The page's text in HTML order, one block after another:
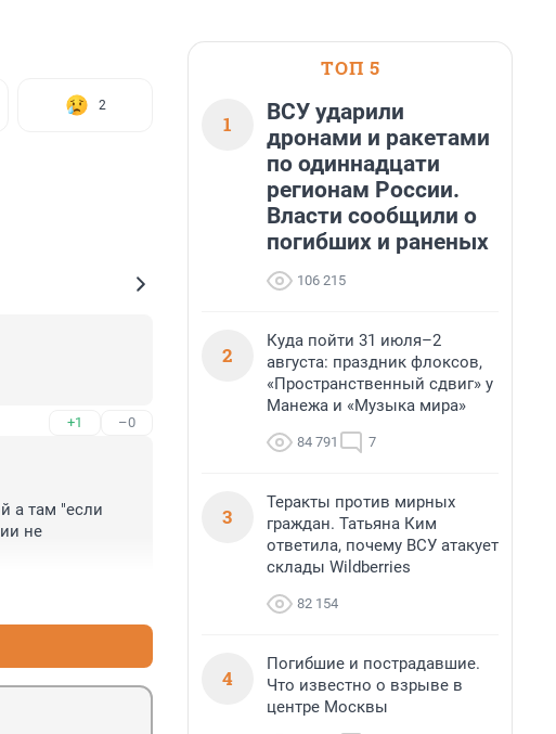
2
+1 –0
а там "если
не
ТОП 5
1
ВСУ ударили
дронами и ракетами
по одиннадцати
регионам России.
Власти сообщили о
погибших и раненых
106 215
2
Куда пойти 31 июля–2
августа: праздник флоксов,
«Пространственный сдвиг» у
Манежа и «Музыка мира»
84 791 7
3
Теракты против мирных
граждан. Татьяна Ким
ответила, почему ВСУ атакует
склады Wildberries
82 154
4
Погибшие и пострадавшие.
Что известно о взрыве в
центре Москвы